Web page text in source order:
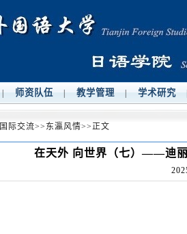
师资队伍 教学管理 学术研究
国际交流>> 东瀛风情>>正文
在天外 向世界（七）——迪丽